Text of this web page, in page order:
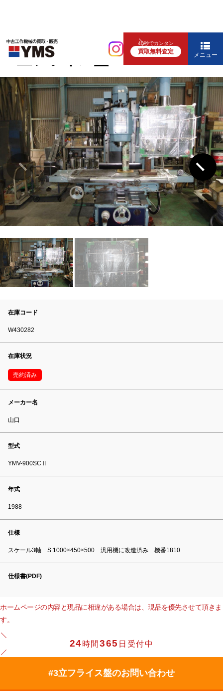
40秒でカンタン
買取無料査定 メニュー
汎用フライス盤
#3立フライス盤
在庫コード
W430282
在庫状況
売約済み
メーカー名
山口
型式
YMV-900SCⅡ
年式
1988
仕様
スケール3軸 S:1000×450×500 汎用機に改造済み 機番1810
仕様書(PDF)
ホームページの内容と現品に相違がある場合は、現品を優先させて頂きま
す。
24時間365 日受付中